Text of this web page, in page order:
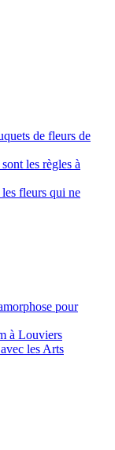
de fleurs de
les règles à
fleurs qui ne
pour
à Louviers
les Arts